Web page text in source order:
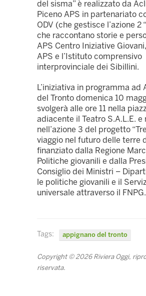
del sisma” è realizzato da
Piceno APS in partenariato
ODV (che gestisce l’azione 2
che raccontano storie e
APS Centro Iniziative
APS e l’Istituto comprensivo
interprovinciale dei Sibillini.
L’iniziativa in programma ad
del Tronto domenica 10
svolgerà alle ore 11 nella
adiacente il Teatro S.A.L.E. e
nell’azione 3 del progetto
viaggio nel futuro delle terre
finanziato dalla Regione
Politiche giovanili e dalla
Consiglio dei Ministri –
le politiche giovanili e il
universale attraverso il FNPG.
Tags: appignano del tronto
Copyright © 2026 Riviera Oggi,
riservata.